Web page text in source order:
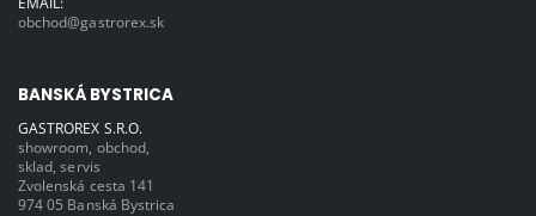
obchod@gastrorex.sk
BANSKÁ BYSTRICA
GASTROREX S.R.O.
showroom, obchod,
sklad, servis
Zvolenská cesta 141
974 05 Banská Bystrica